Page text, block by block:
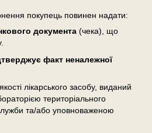
покупець повинен надати:
документа (чека), що
факт неналежної
лікарського засобу, виданий
територіального
та/або уповноваженою